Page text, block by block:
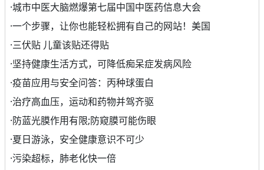
·城市中医大脑燃爆第七届中国中医药信息大会
·一个步骤，让你也能轻松拥有自己的网站！美国
·三伏贴 儿童该贴还得贴
·坚持健康生活方式，可降低痴呆症发病风险
·疫苗应用与安全问答：丙种球蛋白
·治疗高血压，运动和药物并驾齐驱
·防蓝光膜作用有限;防窥膜可能伤眼
·夏日游泳，安全健康意识不可少
·污染超标，肺老化快一倍